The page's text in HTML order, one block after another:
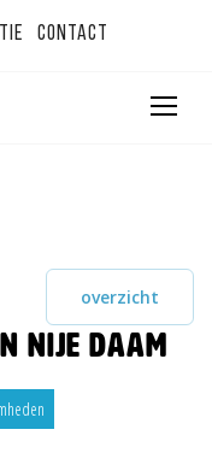
Contact
overzicht
Nije Daam